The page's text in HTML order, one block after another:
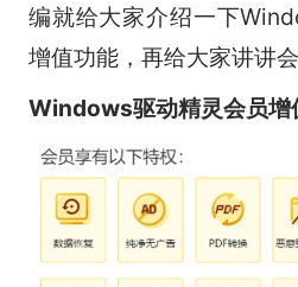
编就给大家介绍一下
增值功能，再给大家讲讲
Windows驱动精灵会员增